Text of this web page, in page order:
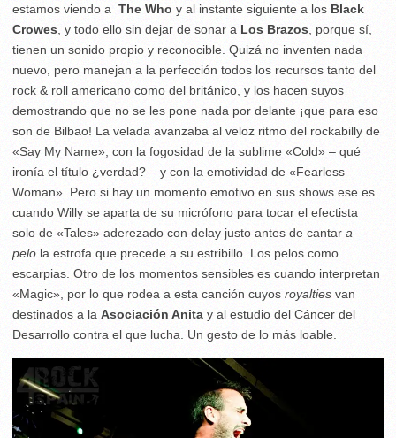
estamos viendo a The Who y al instante siguiente a los Black
Crowes , y todo ello sin dejar de sonar a Los Brazos , porque sí,
tienen un sonido propio y reconocible. Quizá no inventen nada
nuevo, pero manejan a la perfección todos los recursos tanto del
rock & roll americano como del británico, y los hacen suyos
demostrando que no se les pone nada por delante ¡que para eso
son de Bilbao! La velada avanzaba al veloz ritmo del rockabilly de
«Say My Name», con la fogosidad de la sublime «Cold» – qué
ironía el título ¿verdad? – y con la emotividad de «Fearless
Woman». Pero si hay un momento emotivo en sus shows ese es
cuando Willy se aparta de su micrófono para tocar el efectista
solo de «Tales» aderezado con delay justo antes de cantar a
pelo la estrofa que precede a su estribillo. Los pelos como
escarpias. Otro de los momentos sensibles es cuando interpretan
«Magic», por lo que rodea a esta canción cuyos royalties van
destinados a la Asociación Anita y al estudio del Cáncer del
Desarrollo contra el que lucha. Un gesto de lo más loable.